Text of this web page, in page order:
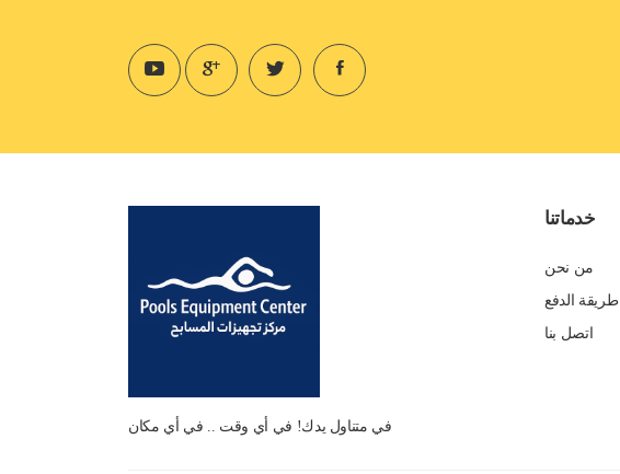
في متناول يدك! في أي وقت .. في أي مكان
خدماتنا
من نحن
طريقة الدفع
اتصل بنا